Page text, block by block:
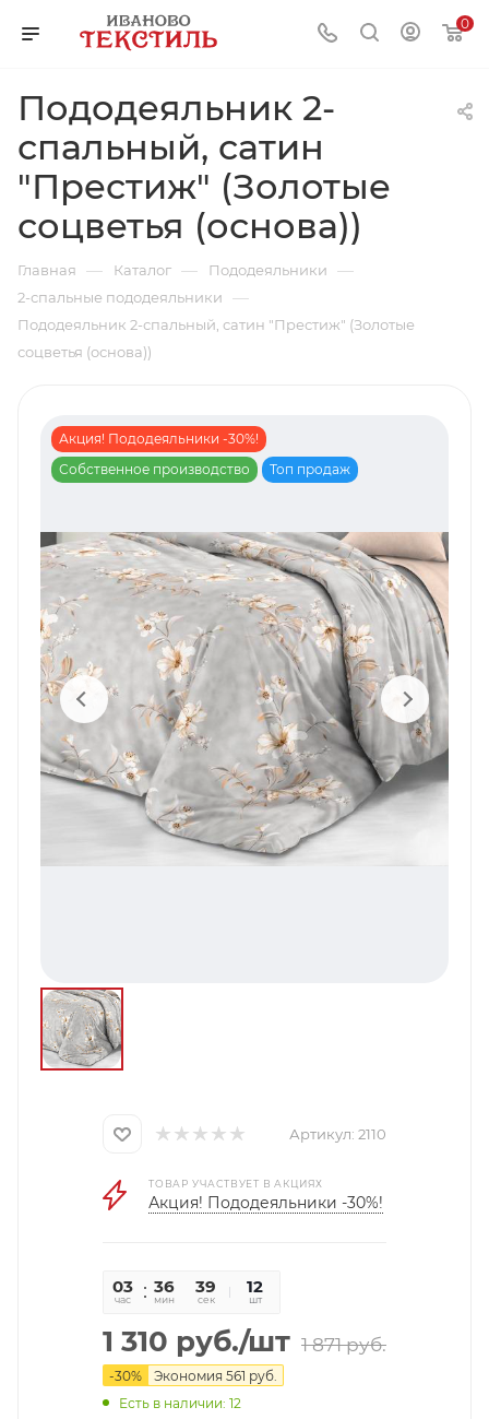
0
Пододеяльник 2-
спальный, сатин
"Престиж" (Золотые
соцветья (основа))
Главная — Каталог — Пододеяльники —
2-спальные пододеяльники —
Пододеяльник 2-спальный, сатин "Престиж" (Золотые
соцветья (основа))
Акция! Пододеяльники -30%!
Собственное производство
Топ продаж
Артикул: 2110
ТОВАР УЧАСТВУЕТ В АКЦИЯХ
Акция! Пододеяльники -30%!
03
час
36
мин
39
сек
12
шт
1 310 руб./шт 1 871руб.
-30% Экономия 561 руб.
Есть в наличии: 12